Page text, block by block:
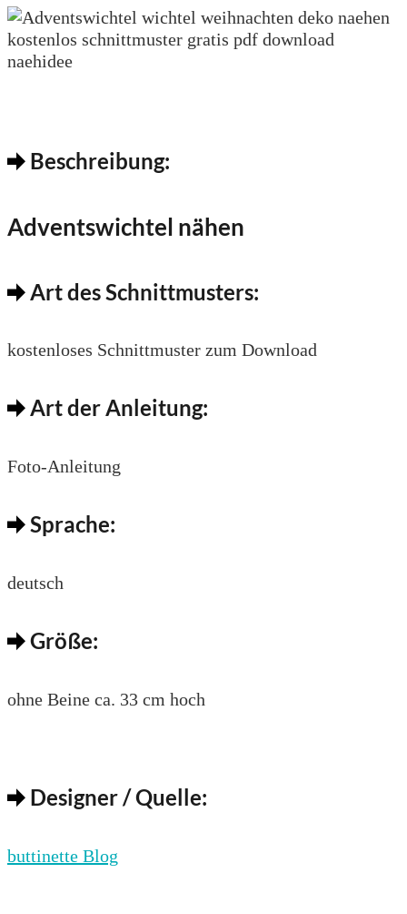
Beschreibung:
Adventswichtel nähen
Art des Schnittmusters:
kostenloses Schnittmuster zum Download
Art der Anleitung:
Foto-Anleitung
Sprache:
deutsch
Größe:
ohne Beine ca. 33 cm hoch
Designer / Quelle:
buttinette Blog